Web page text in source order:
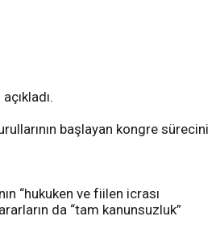
başlayan kongre sürecini
“hukuken ve fiilen icrası
da “tam kanunsuzluk”